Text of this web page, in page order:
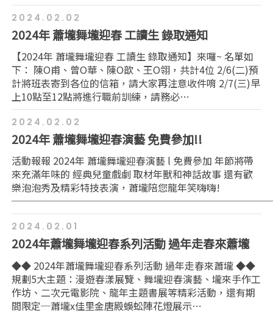
2024.02.02
2024年 蕭壠舞壠迎春 工讀生 錄取通知
【2024年 蕭壠舞壠迎春 工讀生 錄取通知】來囉~ 名單如
下： 陳O甫、曾O華、陳O歆、王O翎，共計4位 2/6(二)預
計將班表寄到各位的信箱，請大家再注意收件唷 2/7(三)早
上10點至12點將進行職前訓練，請務必⋯
2024.02.02
2024年 蕭壠舞壠迎春演藝 免費參加!!
活動報報 2024年 蕭壠舞壠迎春演藝 l 免費參加 年節將帶
來充滿年味的 經典兒童戲劇 取材年獸和神話故事 還有歡
樂泡泡秀及精彩特技表演，蕭壠陪您龍年笑嗨嗨!
2024.02.01
2024年蕭壠舞壠迎春系列活動 過年走春來蕭壠
◆◆ 2024年蕭壠舞壠迎春系列活動 過年走春來蕭壠 ◆◆
規劃5大主題：漫遊春漾展覽、舞壠迎春演藝、壠來手作工
作坊、二次元電影院、龍年主題書展等精彩活動，還有期
間限定─蕭壠x佳里金唐殿蜈蚣陣花燈展示⋯